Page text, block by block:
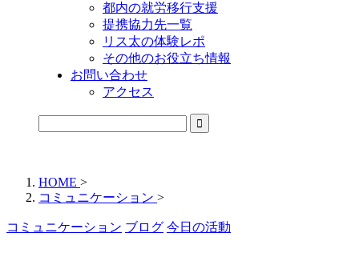
都内の就労移行支援
提携協力先一覧
リス太の体験レポ
その他のお役立ち情報
お問い合わせ
アクセス
HOME >
コミュニケーション >
コミュニケーション ブログ 今日の活動